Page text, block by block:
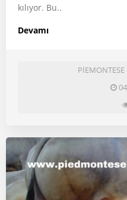
kılıyor. Bu..
Devamı